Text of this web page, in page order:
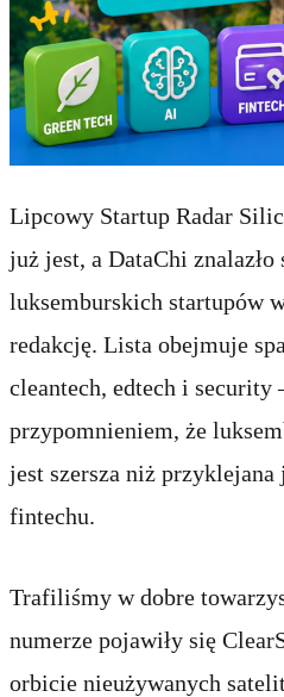
Lipcowy Startup Radar
już jest, a DataChi
luksemburskich startupów
redakcję. Lista obejmuje
cleantech, edtech i
przypomnieniem, że
jest szersza niż przyklejana
fintechu.
Trafiliśmy w dobre
numerze pojawiły się
orbicie nieużywanych